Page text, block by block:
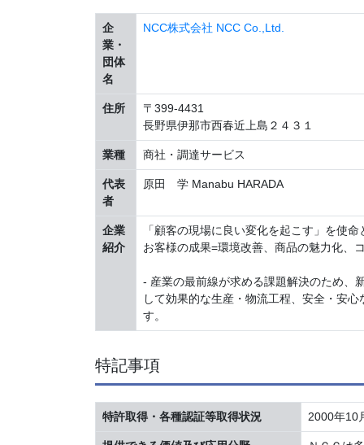
企
業・
団体
名
NCC株式会社 NCC Co.,Ltd.
住所
〒399-4431
長野県伊那市西春近上島２４３１
業種 商社・調達サービス
代表
者
原田 学 Manabu HARADA
企業
紹介
「顧客の現場に良い変化を起こす」を使
お客様の成果=環境改善、商品の魅力化、
- 産業の最前線が求める課題解決のため、
して効果的な生産・物流工程、安全・安
す。
特記事項
特許取得・各種認証等取得状況 2000年10